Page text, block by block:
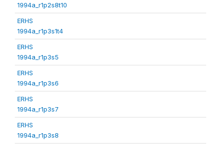
1994a_r1p2s8t10
ERHS
1994a_r1p3s1t4
ERHS
1994a_r1p3s5
ERHS
1994a_r1p3s6
ERHS
1994a_r1p3s7
ERHS
1994a_r1p3s8